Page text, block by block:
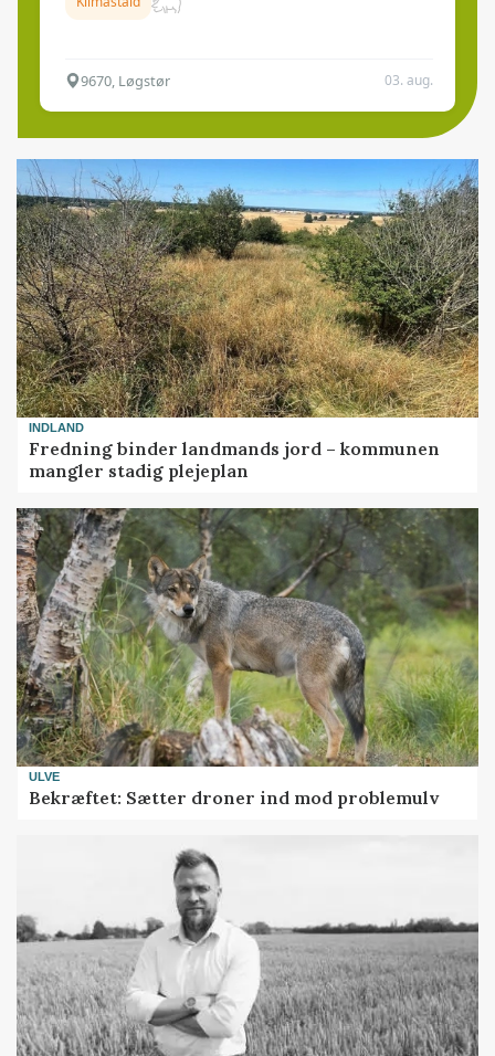
9670, Løgstør 03. aug.
INDLAND
Fredning binder landmands jord – kommunen
mangler stadig plejeplan
ULVE
Bekræftet: Sætter droner ind mod problemulv